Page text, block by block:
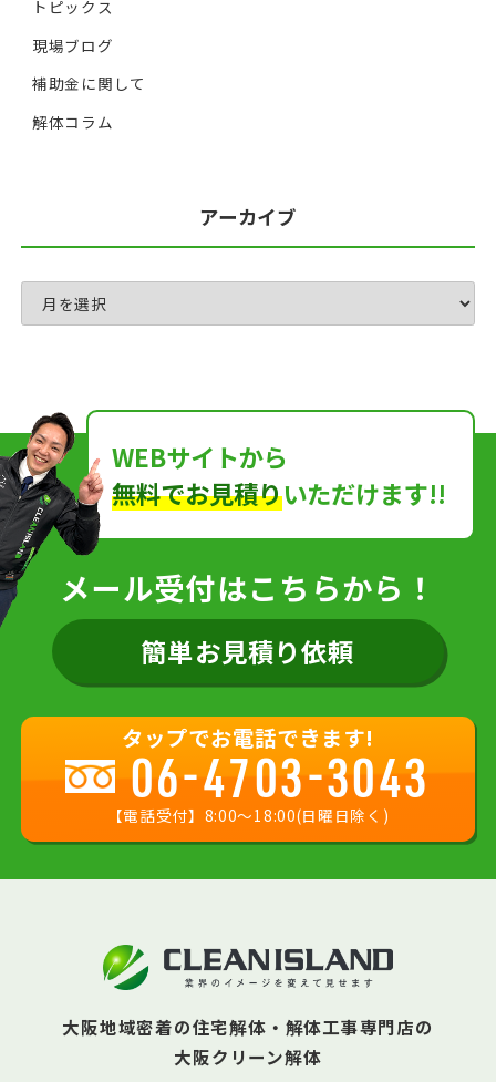
トピックス
現場ブログ
補助金に関して
解体コラム
アーカイブ
WEBサイトから
無料でお見積りいただけます!!
メール受付はこちらから！
簡単お見積り依頼
タップでお電話できます!
06-4703-3043
【電話受付】8:00〜18:00(日曜日除く)
大阪地域密着の住宅解体・解体工事専門店の
大阪クリーン解体